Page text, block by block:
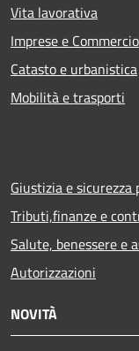
Vita lavorativa
Imprese e Commercio
Catasto e urbanistica
Mobilità e trasporti
Giustizia e sicurezza
Tributi,finanze e
Salute, benessere e
Autorizzazioni
NOVITÀ